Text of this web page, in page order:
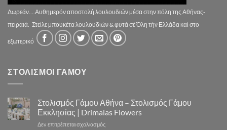
Δωρεάν....Αυθημερόν αποστολή λουλουδιών μέσα στην πόλη της Αθήνας-
πειραιά. Στείλε μπουκέτα λουλουδιών & φυτά σέ Όλη τήν Ελλάδα καί στο
εξωτερικό
ΣΤΟΛΙΣΜΟΙ ΓΑΜΟΥ
Στολισμός Γάμου Αθήνα – Στολισμός Γάμου
Εκκλησίας | Drimalas Flowers
Δεν επιτρέπεται σχολιασμόςστο